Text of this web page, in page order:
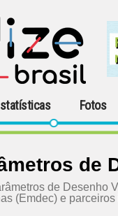
Fotos
de
de Desenho
(Emdec) e